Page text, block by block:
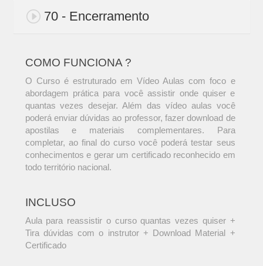
70 - Encerramento
COMO FUNCIONA ?
O Curso é estruturado em Vídeo Aulas com foco e
abordagem prática para você assistir onde quiser e
quantas vezes desejar. Além das vídeo aulas você
poderá enviar dúvidas ao professor, fazer download de
apostilas e materiais complementares. Para
completar, ao final do curso você poderá testar seus
conhecimentos e gerar um certificado reconhecido em
todo território nacional.
INCLUSO
Aula para reassistir o curso quantas vezes quiser +
Tira dúvidas com o instrutor + Download Material +
Certificado